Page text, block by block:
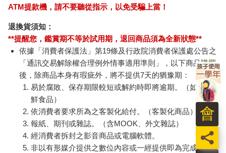
開始體認到許多受我作品吸引的人本身也是共感人。在演講的場
合上，我開始請大家舉手，看看有多少人覺得自己是共感人，結
果通常有八成到九成的聽眾都會舉手。許多人沒聽過這個用詞或
不知道那是什麼意思，所以，我會念一些特質出來，接著再問一
遍，這時又會有更多隻手舉起來。這副景象令我驚奇。我暗自下
定決心，不僅為了自 己，也為了幫助這世上所有的共感人，我要
學習如何以共感人之姿行走在人生的道 路上，並發明一套共感人
專屬的生存工具。
在進入共感人的世界、研究共感人的特質之前，容我先說一句：
你不需要像我一樣死過一次才來喚醒這些能力。在一生當中，你
隨時都能親近這些天賦。有些人當了一輩子的共感人卻不自知，
ATM提款機，請不要聽從指示，以免受騙上當！
退換貨須知：
**提醒您，鑑賞期不等於試用期，退回商品須為全新狀態**
依據「消費者保護法」第19條及行政院消費者保護處公告之
「通訊交易解除權合理例外情事適用準則」，以下商品購買
後，除商品本身有瑕疵外，將不提供7天的猶豫期：
易於腐敗、保存期限較短或解約時即將逾期。（如：生
鮮食品）
依消費者要求所為之客製化給付。（客製化商品）
報紙、期刊或雜誌。（含MOOK、外文雜誌）
經消費者拆封之影音商品或電腦軟體。
非以有形媒介提供之數位內容或一經提供即為完成之線
員
會